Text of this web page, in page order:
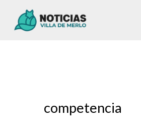
competencia